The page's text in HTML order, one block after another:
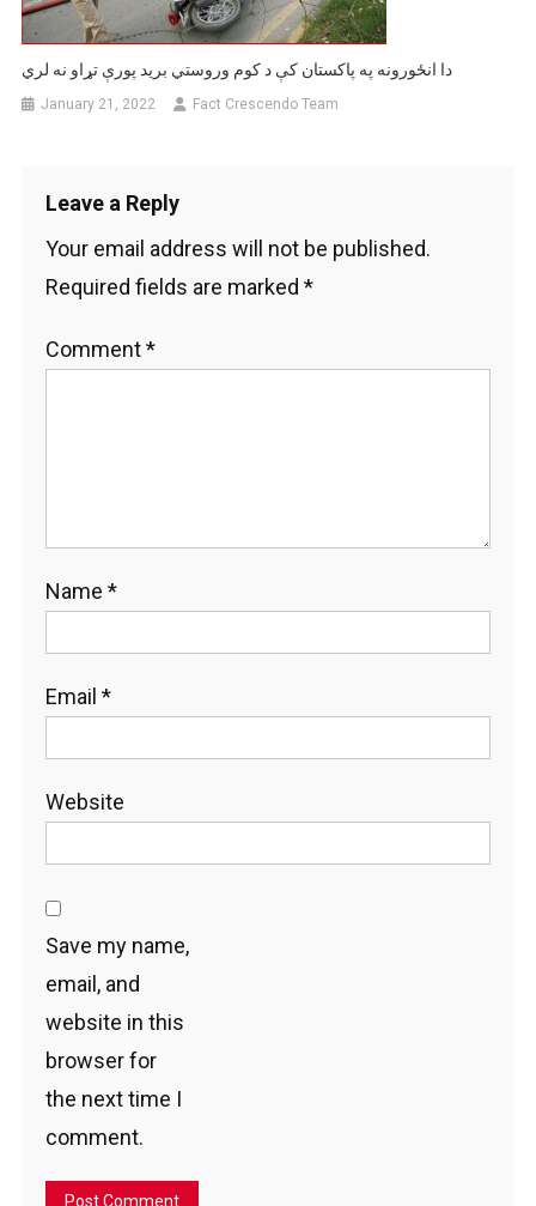
دا انځورونه په پاکستان کې د کوم وروستي برید پورې تړاو نه لري
January 21, 2022 Fact Crescendo Team
Leave a Reply
Your email address will not be published.
Required fields are marked *
Comment*
Name *
Email *
Website
Save my name,
email, and
website in this
browser for
the next time I
comment.